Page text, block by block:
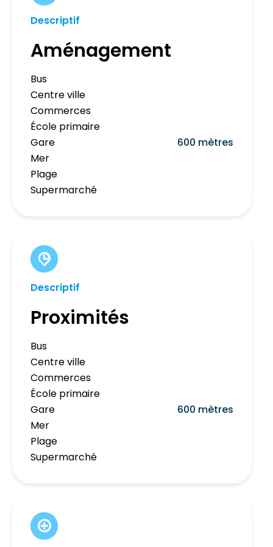
Descriptif
Aménagement
Bus
Centre ville
Commerces
École primaire
Gare
600 mètres
Mer
Plage
Supermarché
Descriptif
Proximités
Bus
Centre ville
Commerces
École primaire
Gare
600 mètres
Mer
Plage
Supermarché